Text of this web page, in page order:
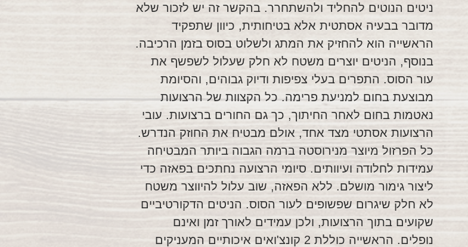
ניטים הנוטים להחליד ולהשתחרר. בהקשר זה יש לזכור שלא
מדובר בבעיה אסתטית אלא בטיחותית, כיוון שתפקיד
הראשייה הוא להחזיק את המתג ולשלוט בסוס בזמן הרכיבה.
בנוסף, הניטים יוצרים משטח לא חלק שעלול לשפשף את
עור הסוס. התפרים בעלי צפיפות ודיוק גבוהים, והסיומת
מבוצעת בחום למניעת פרימה. כל הקצוות של הרצועות
נאטמות בחום לאחר החיתוך, כך גם החורים ברצועות. עובי
הרצועות אסתטי מצד אחד, אולם מבטיח את החוזק הנדרש.
כל הפרזול מיוצר מנירוסטה ברמה הגבוה ביותר המבטיחה
עמידות לחלודה ועיוותים. סיומי הרצועה נחתכים בפאזה כדי
ליצור גימור מושלם. ללא הפאזה, שוב עלול להיווצר משטח
לא חלק שיגרום שפשופים לעור הסוס. הניטים הדקורטיביים
שקועים בתוך הרצועות, ולכן עמידים לאורך זמן ואינם
נופלים. הראשייה כוללת 2 קונצ'ואים איכותיים המעניקים